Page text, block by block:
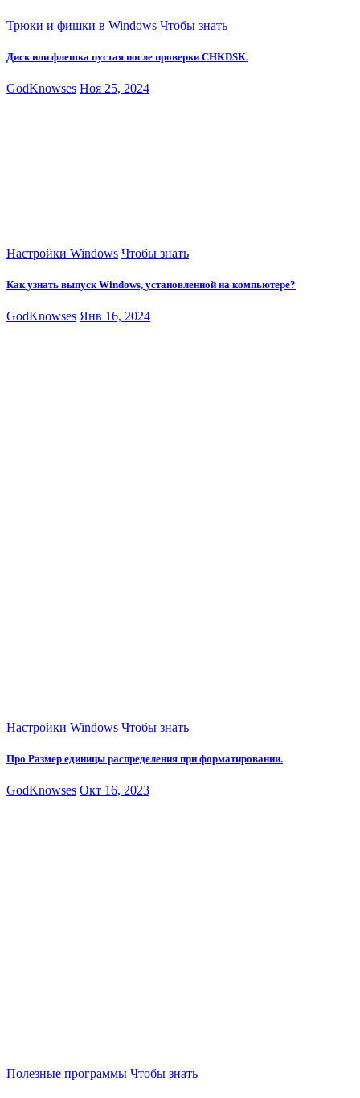
Трюки и фишки в Windows Чтобы знать
Диск или флешка пустая после проверки CHKDSK.
GodKnowses Ноя 25, 2024
Настройки Windows Чтобы знать
Как узнать выпуск Windows, установленной на компьютере?
GodKnowses Янв 16, 2024
Настройки Windows Чтобы знать
Про Размер единицы распределения при форматировании.
GodKnowses Окт 16, 2023
Полезные программы Чтобы знать